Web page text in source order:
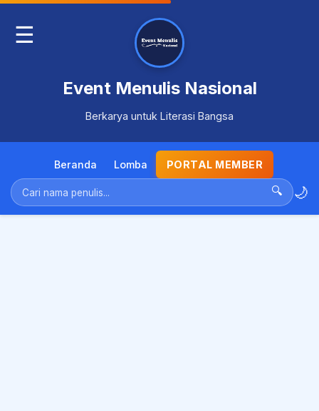
☰
Event Menulis Nasional
Berkarya untuk Literasi Bangsa
Beranda Lomba PORTAL MEMBER
🔍 🌙